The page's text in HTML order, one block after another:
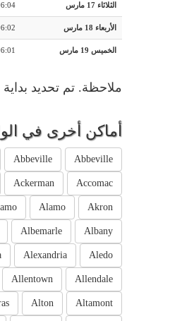
الثلاثاء 17 مارس
الأربعاء 18 مارس
الخميس 19 مارس
ملاحظة. تم تحديد
أماكن أخرى في
Abbeville
Abbeville
Accomac
Ackerman
Akron
Alamo
Albany
Albemarle
Aledo
Alexandria
Allendale
Allentown
Altamont
Alton